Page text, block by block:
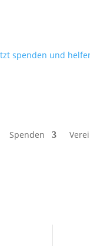
spenden und
Spenden